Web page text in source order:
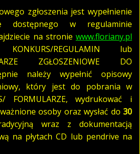
zgłoszenia jest wypełnienie
dostępnego w regulaminie
na stronie www.floriany.pl
REGULAMIN lub
ZGŁOSZENIOWE DO
należy wypełnić opisowy
który jest do pobrania w
FORMULARZE, wydrukować i
osoby oraz wysłać do 30
wraz z dokumentacją
na płytach CD lub pendrive na